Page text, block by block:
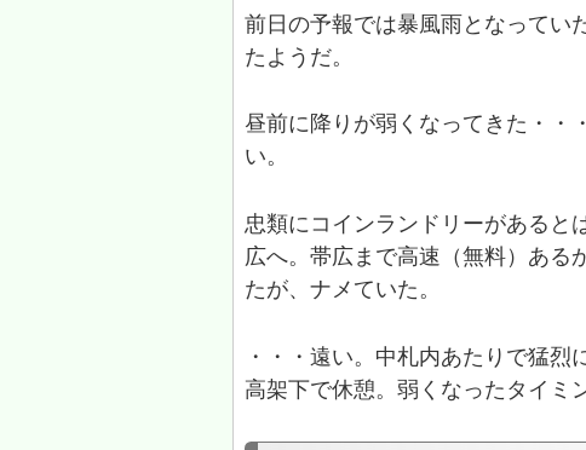
前日の予報では暴風雨となってい
たようだ。
昼前に降りが弱くなってきた・・
い。
忠類にコインランドリーがあると
広へ。帯広まで高速（無料）ある
たが、ナメていた。
・・・遠い。中札内あたりで猛
高架下で休憩。弱くなったタイミ